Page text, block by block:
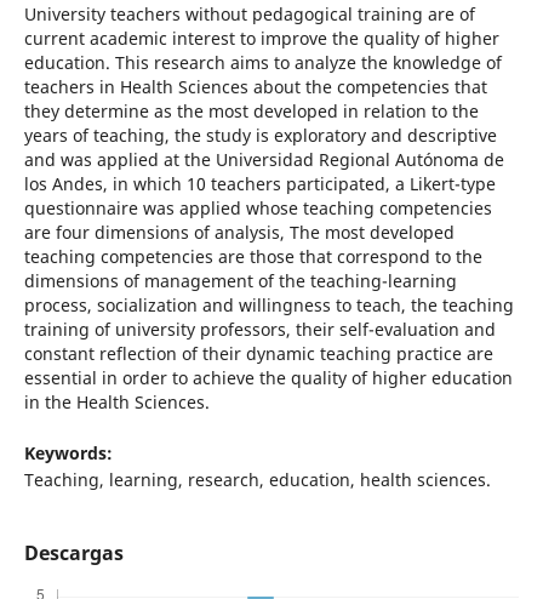
University teachers without pedagogical training are of
current academic interest to improve the quality of higher
education. This research aims to analyze the knowledge of
teachers in Health Sciences about the competencies that
they determine as the most developed in relation to the
years of teaching, the study is exploratory and descriptive
and was applied at the Universidad Regional Autónoma de
los Andes, in which 10 teachers participated, a Likert-type
questionnaire was applied whose teaching competencies
are four dimensions of analysis, The most developed
teaching competencies are those that correspond to the
dimensions of management of the teaching-learning
process, socialization and willingness to teach, the teaching
training of university professors, their self-evaluation and
constant reflection of their dynamic teaching practice are
essential in order to achieve the quality of higher education
in the Health Sciences.
Keywords:
Teaching, learning, research, education, health sciences.
Descargas